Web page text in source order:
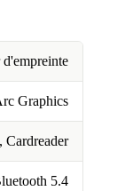
Graphics
5.4